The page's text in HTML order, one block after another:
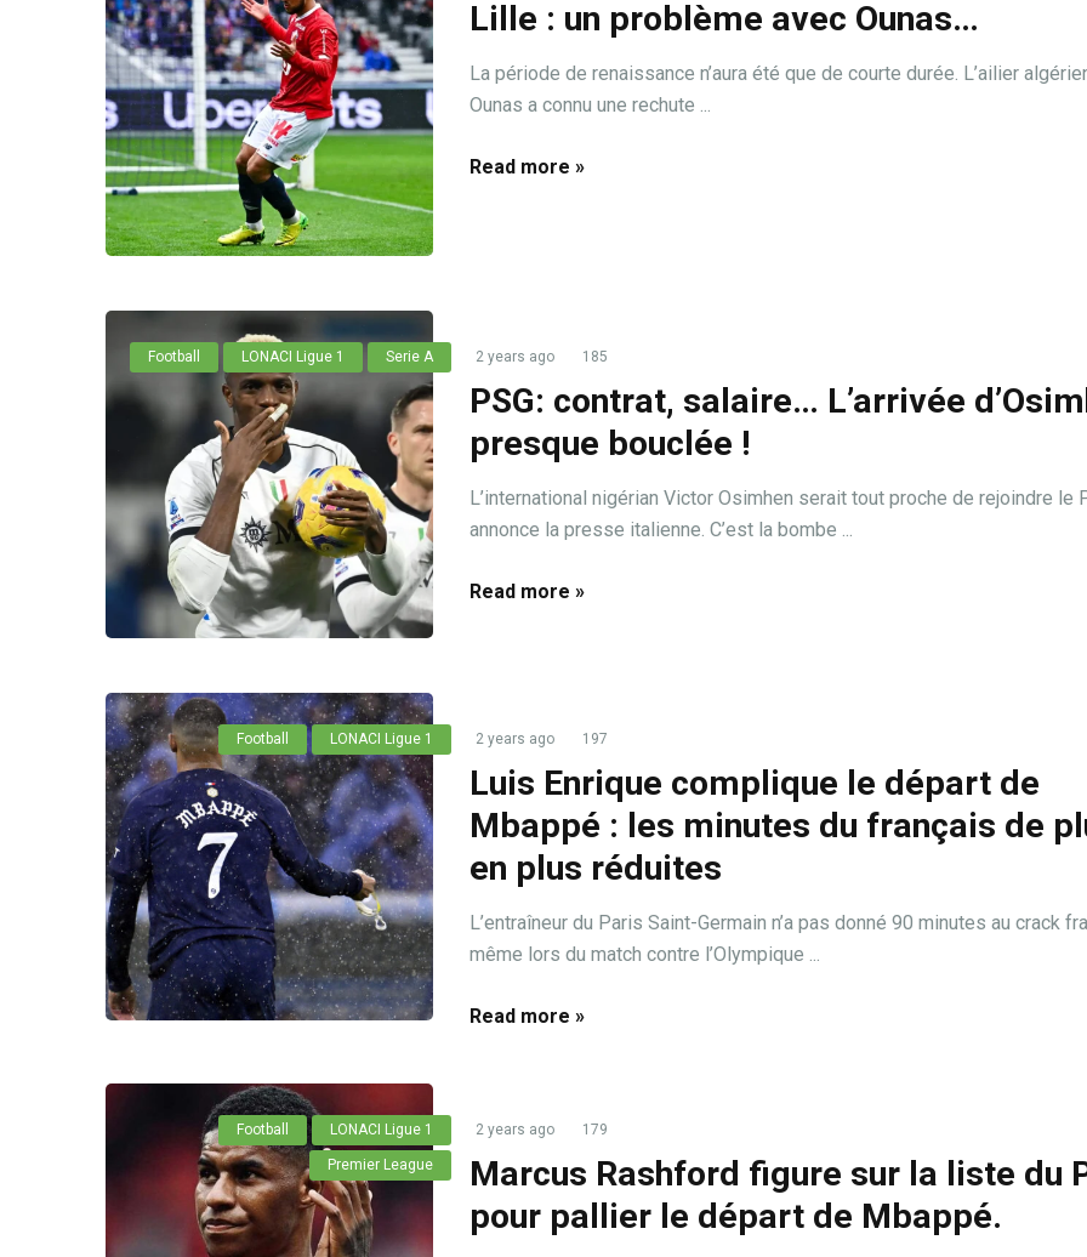
Lille : un problème avec Ounas…
La période de renaissance n’aura été que de courte durée. L’ailier
Ounas a connu une rechute ...
Read more »
Football LONACI Ligue 1 Serie A 2 years ago 185
PSG: contrat, salaire… L’arrivée
presque bouclée !
L’international nigérian Victor Osimhen serait tout proche de rejoindre le
annonce la presse italienne. C’est la bombe ...
Read more »
Football LONACI Ligue 1 2 years ago 197
Luis Enrique complique le départ de
Mbappé : les minutes du français de
en plus réduites
L’entraîneur du Paris Saint-Germain n’a pas donné 90 minutes au crack
même lors du match contre l’Olympique ...
Read more »
Football LONACI Ligue 1
Premier League
2 years ago 179
Marcus Rashford figure sur la liste du
pour pallier le départ de Mbappé.